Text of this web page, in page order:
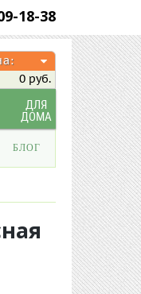
18-38
0 руб.
ДЛЯ
ДОМА
БЛОГ